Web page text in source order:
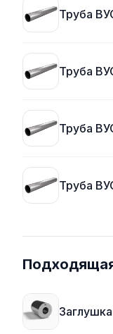
Труба
Труба
Труба
Труба